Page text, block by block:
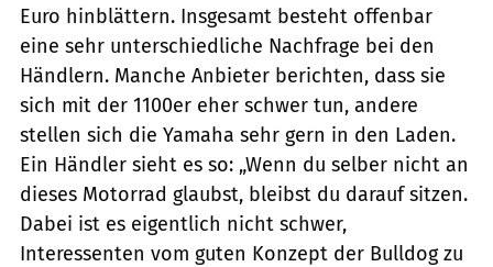
Euro hinblättern. Insgesamt besteht offenbar
eine sehr unterschiedliche Nachfrage bei den
Händlern. Manche Anbieter berichten, dass sie
sich mit der 1100er eher schwer tun, andere
stellen sich die Yamaha sehr gern in den Laden.
Ein Händler sieht es so: „Wenn du selber nicht an
dieses Motorrad glaubst, bleibst du darauf sitzen.
Dabei ist es eigentlich nicht schwer,
Interessenten vom guten Konzept der Bulldog zu